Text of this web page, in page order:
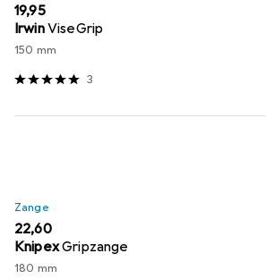
EUR
19,95
IrwinViseGrip
150 mm
3
Zange
EUR
22,60
KnipexGripzange
180 mm